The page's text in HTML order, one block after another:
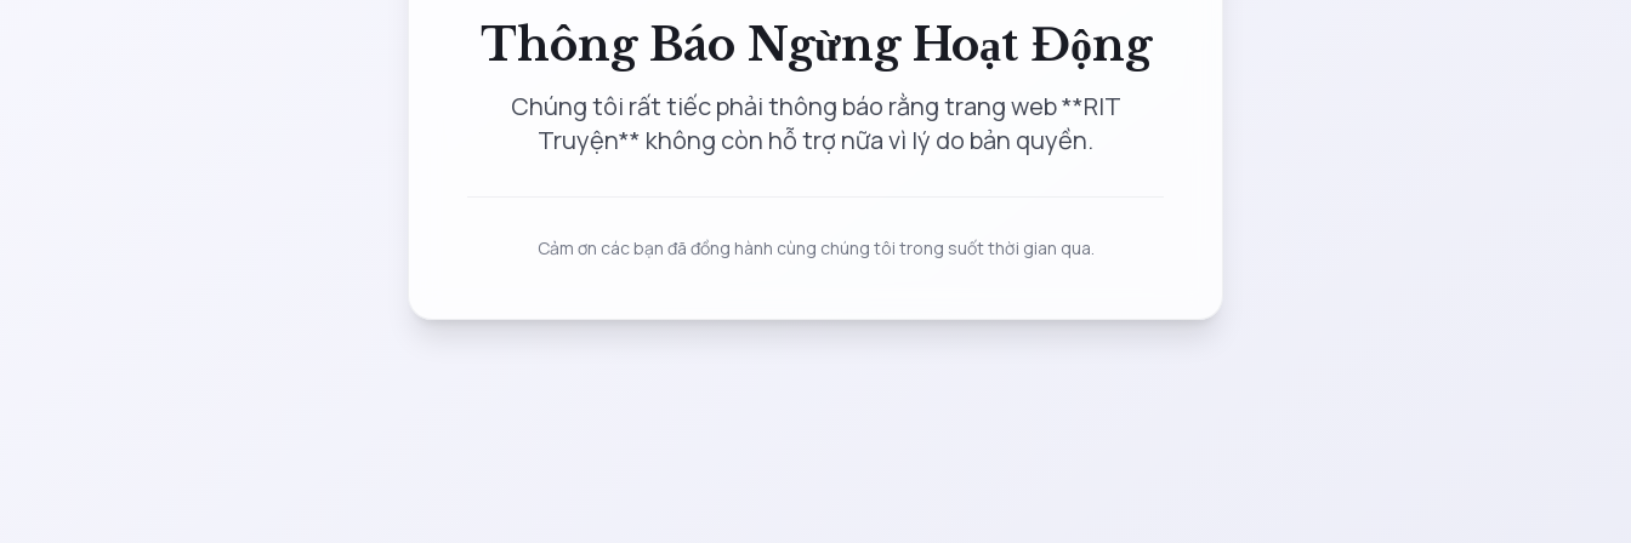
Thông Báo Ngừng Hoạt Động
Chúng tôi rất tiếc phải thông báo rằng trang web **RIT
Truyện** không còn hỗ trợ nữa vì lý do bản quyền.
Cảm ơn các bạn đã đồng hành cùng chúng tôi trong suốt thời gian qua.